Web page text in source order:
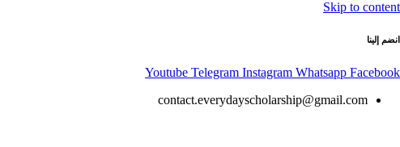
Skip to content
انضم إلينا
Youtube Telegram Instagram Whatsapp Facebook
contact.everydayscholarship@gmail.com